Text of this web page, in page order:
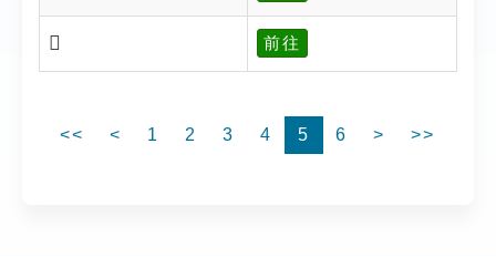
𡭑 前往
<< < 1 2 3 4 5 6 > >>